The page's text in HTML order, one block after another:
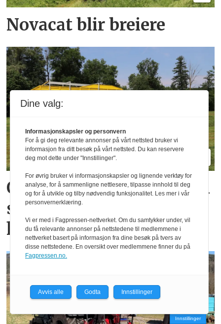
Novacat blir breiere
Oppgradert Boss og Profi
skal gi mer kapasitet og
komfort
Innstillinger
Dine valg:
Informasjonskapsler og personvern
For å gi deg relevante annonser på vårt nettsted bruker vi
informasjon fra ditt besøk på vårt nettsted. Du kan reservere
deg mot dette under "Innstillinger".
For øvrig bruker vi informasjonskapsler og lignende verktøy for
analyse, for å sammenligne nettlesere, tilpasse innhold til deg
og for å utvikle og tilby nødvendig funksjonalitet. Les mer i vår
personvernerklæring.
Vi er med i Fagpressen-nettverket. Om du samtykker under, vil
du få relevante annonser på nettstedene til medlemmene i
nettverket basert på informasjon fra dine besøk på tvers av
disse nettstedene. En oversikt over medlemmene finner du på
Fagpressen.no.
Avvis alle Godta Innstillinger